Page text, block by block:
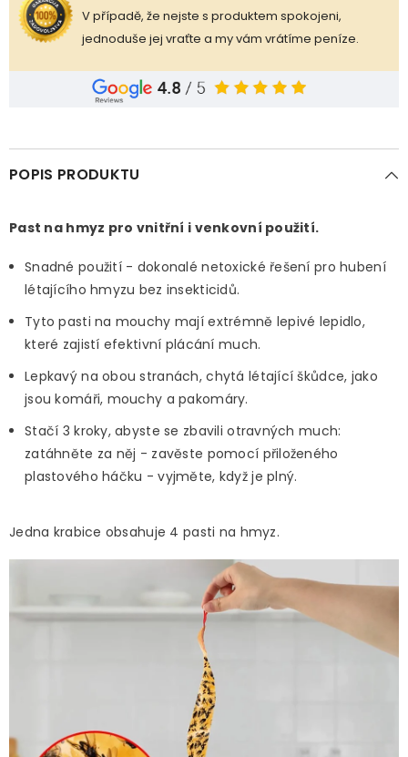
V případě, že nejste s produktem spokojeni,
jednoduše jej vraťte a my vám vrátíme peníze.
POPIS PRODUKTU
Past na hmyz pro vnitřní i venkovní použití.
Snadné použití - dokonalé netoxické řešení pro hubení
létajícího hmyzu bez insekticidů.
Tyto pasti na mouchy mají extrémně lepivé lepidlo,
které zajistí efektivní plácání much.
Lepkavý na obou stranách, chytá létající škůdce, jako
jsou komáři, mouchy a pakomáry.
Stačí 3 kroky, abyste se zbavili otravných much:
zatáhněte za něj - zavěste pomocí přiloženého
plastového háčku - vyjměte, když je plný.
Jedna krabice obsahuje 4 pasti na hmyz.